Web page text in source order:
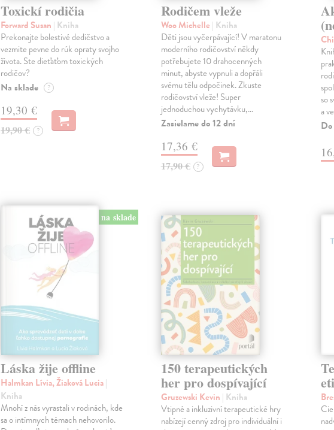
Toxickí rodičia
Forward Susan | Kniha
Prekonajte bolestivé dedičstvo a
vezmite pevne do rúk opraty svojho
života. Ste dieťaťom toxických
rodičov?
Na sklade ?
19,30 €
19,90 € ?
Rodičem vleže
Woo Michelle | Kniha
Děti jsou vyčerpávající! V maratonu
moderního rodičovství někdy
potřebujete 10 drahocenných
minut, abyste vypnuli a dopřáli
svému tělu odpočinek. Zkuste
rodičovství vleže! Super
jednoduchou vychytávku,…
Zasielame do 12 dní
17,36 €
17,90 € ?
so
a
na sklade
Láska žije offline
Halmkan Lívia, Žiaková Lucia|
Kniha
Mnohí z nás vyrastali v rodinách, kde
sa o intímnych témach nehovorilo.
150 terapeutických
her pro dospívající
Gruzewski Kevin | Kniha
Vtipné a inkluzivní terapeutické hry
nabízejí cenný zdroj pro individuální i